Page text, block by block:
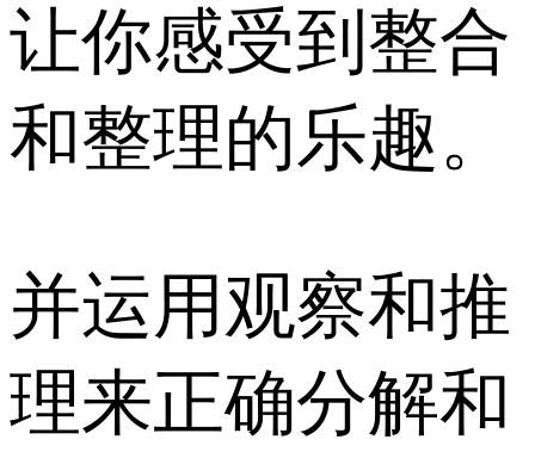
让你感受到整合
和整理的乐趣。
并运用观察和推
理来正确分解和